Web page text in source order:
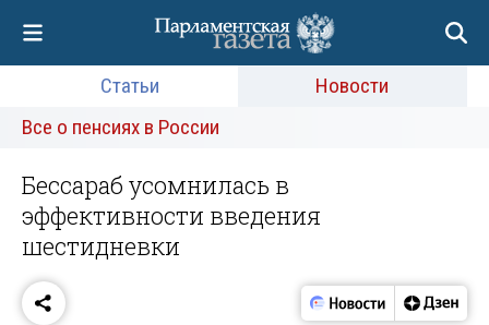
Статьи
Новости
Все о пенсиях в России
Бессараб усомнилась в
эффективности введения
шестидневки